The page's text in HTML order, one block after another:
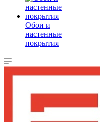
Обои и
настенные
покрытия